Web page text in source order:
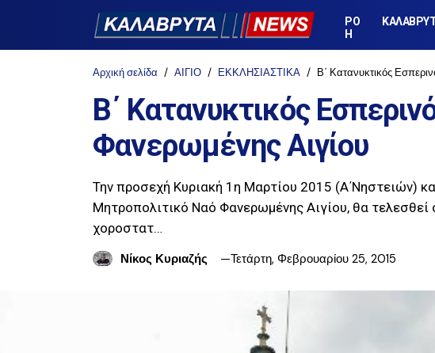
ΡΟ
Η
Αρχική σελίδα ΑΙΓΙΟ ΕΚΚΛΗΣΙΑΣΤΙΚΑ Β΄ Κατανυκτικός
Β΄ Κατανυκτικός
Φανερωμένης Αιγίου
Την προσεχή Κυριακή 1η Μαρτίου 2015 (Α΄Νηστειών)
Μητροπολιτικό Ναό Φανερωμένης Αιγίου, θα τελεσθεί
χοροστατ…
Νίκος Κυριαζής
Τετάρτη, Φεβρουαρίου 25, 2015